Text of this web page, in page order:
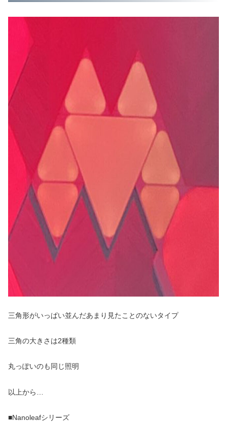
三角形がいっぱい並んだあまり見たことのないタイプ
三角の大きさは2種類
丸っぽいのも同じ照明
以上から…
■Nanoleafシリーズ